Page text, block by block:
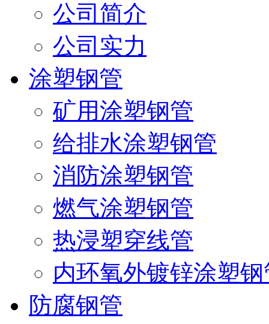
公司简介
公司实力
涂塑钢管
矿用涂塑钢管
给排水涂塑钢管
消防涂塑钢管
燃气涂塑钢管
热浸塑穿线管
内环氧外镀锌涂塑钢
防腐钢管